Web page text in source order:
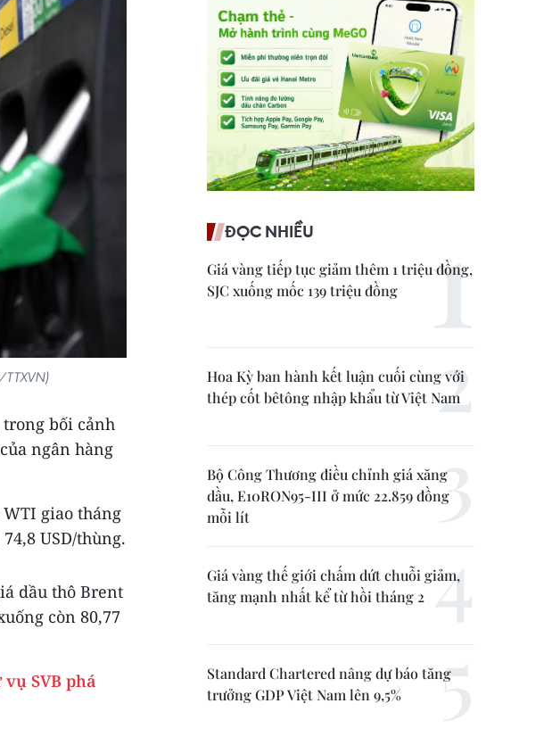
bối cảnh
ngân hàng
giao tháng
USD/thùng.
dầu thô Brent
còn 80,77
SVB phá
ĐỌC NHIỀU
Giá vàng tiếp tục giảm thêm 1 triệu đồng,
SJC xuống mốc 139 triệu đồng
Hoa Kỳ ban hành kết luận cuối cùng với
thép cốt bêtông nhập khẩu từ Việt Nam
Bộ Công Thương điều chỉnh giá xăng
dầu, E10RON95-III ở mức 22.859 đồng
mỗi lít
Giá vàng thế giới chấm dứt chuỗi giảm,
tăng mạnh nhất kể từ hồi tháng 2
Standard Chartered nâng dự báo tăng
trưởng GDP Việt Nam lên 9,5%